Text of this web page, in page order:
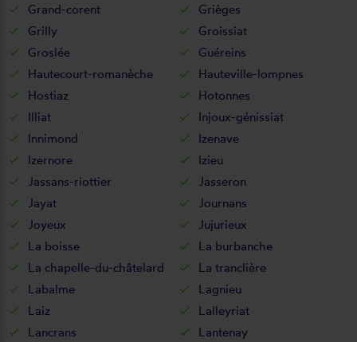
Grand-corent
Grièges
Grilly
Groissiat
Groslée
Guéreins
Hautecourt-romanèche
Hauteville-lompnes
Hostiaz
Hotonnes
Illiat
Injoux-génissiat
Innimond
Izenave
Izernore
Izieu
Jassans-riottier
Jasseron
Jayat
Journans
Joyeux
Jujurieux
La boisse
La burbanche
La chapelle-du-châtelard
La tranclière
Labalme
Lagnieu
Laiz
Lalleyriat
Lancrans
Lantenay